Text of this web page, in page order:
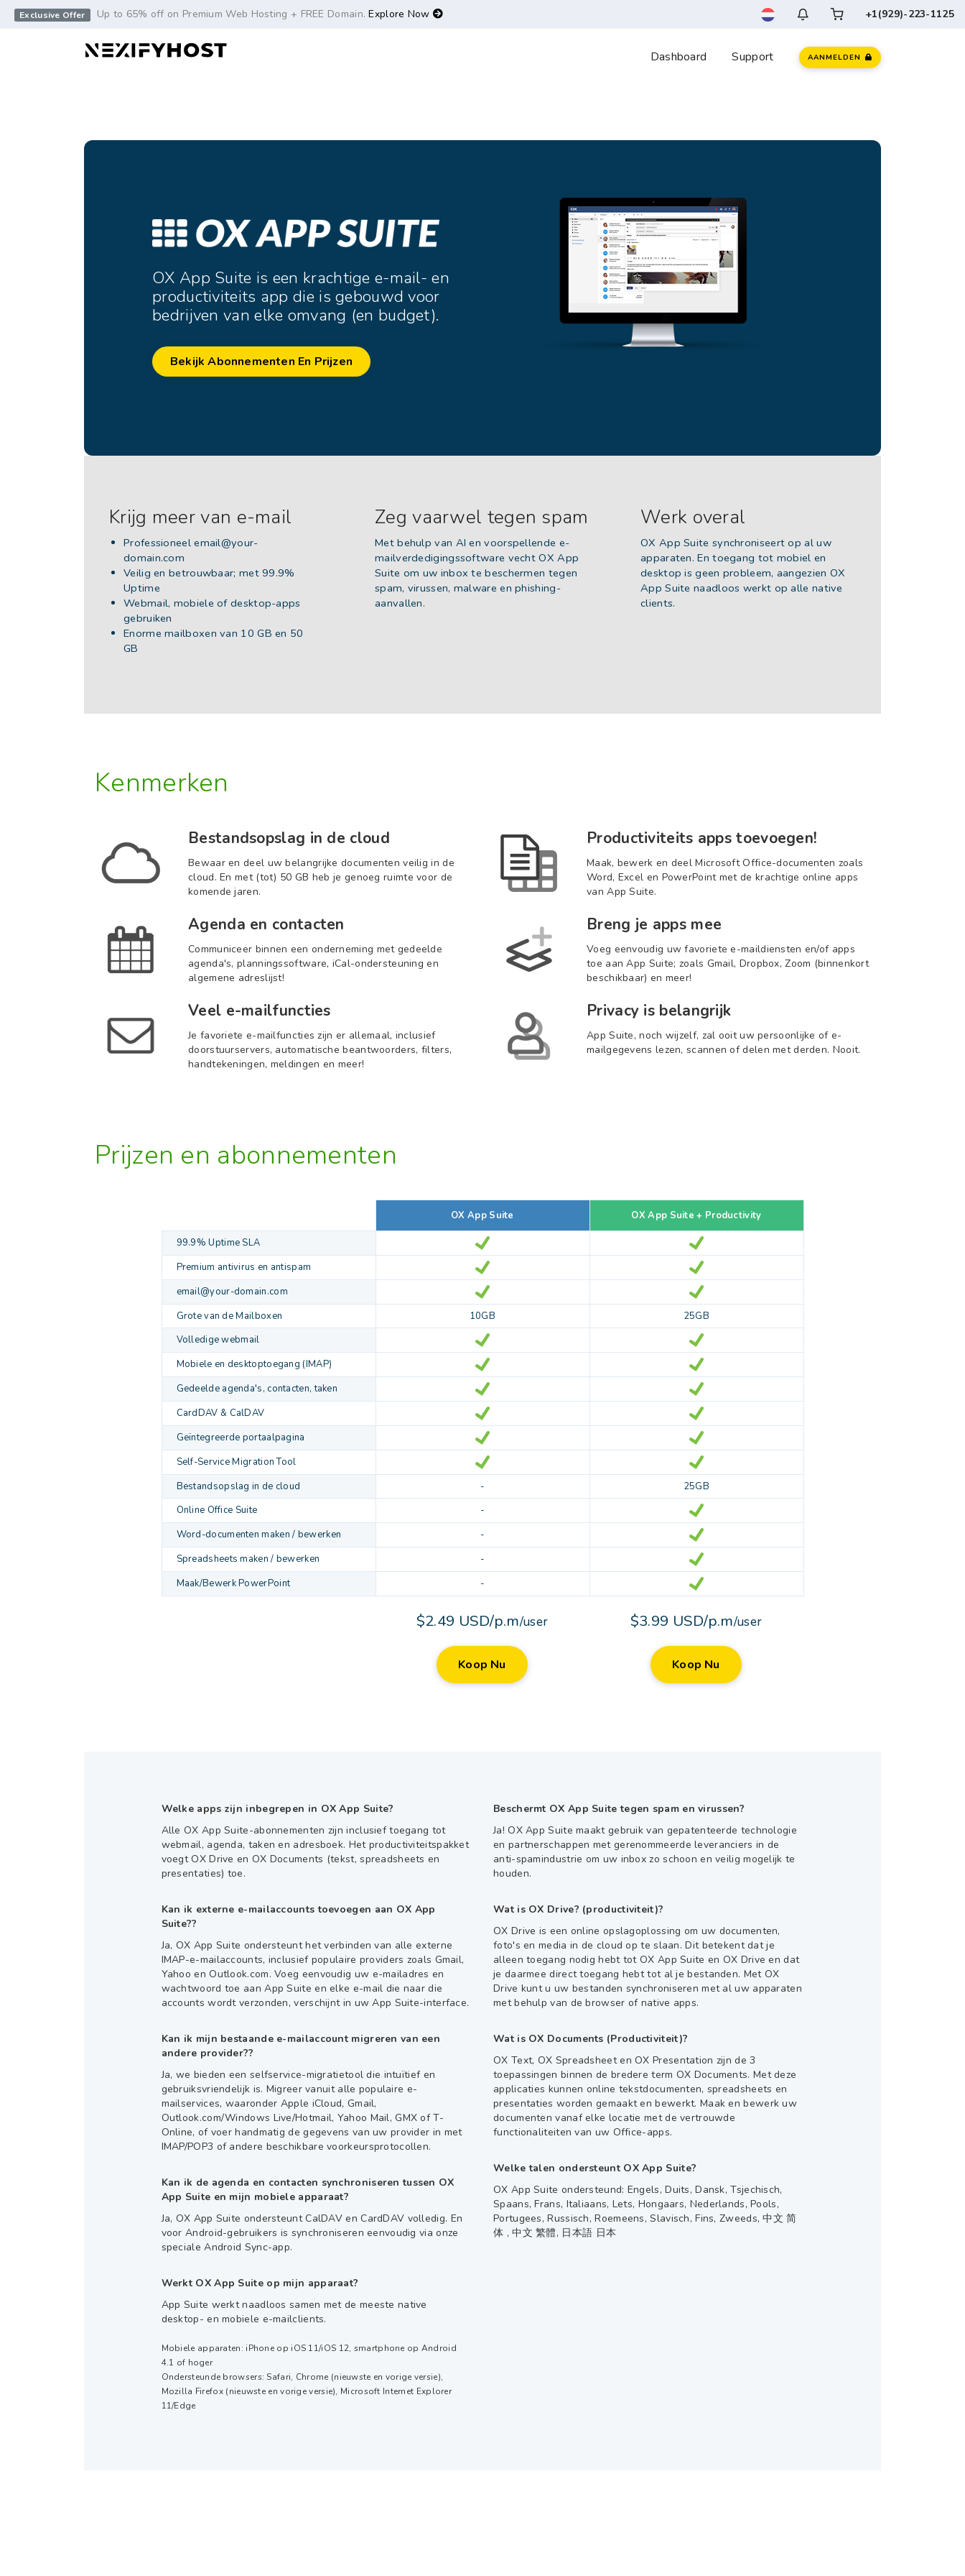
Exclusive Offer Up to 65% off on Premium Web Hosting + FREE Domain.Explore Now +1(929)-223-1125
Dashboard Support AANMELDEN
-->
OX App Suite is een krachtige e-mail- en
productiviteits app die is gebouwd voor
bedrijven van elke omvang (en budget).
Bekijk Abonnementen En Prijzen
Krijg meer van e-mail
Professioneelemail@your-
domain.com
Veilig en betrouwbaar; met 99.9%
Uptime
Webmail, mobiele of desktop-apps
gebruiken
Enorme mailboxen van 10 GB en 50
GB
Zeg vaarwel tegen spam
Met behulp van AI en voorspellende e-
mailverdedigingssoftware vecht OX App
Suite om uw inbox te beschermen tegen
spam, virussen, malware en phishing-
aanvallen.
Werk overal
OX App Suite synchroniseert op al uw
apparaten. En toegang tot mobiel en
desktop is geen probleem, aangezien OX
App Suite naadloos werkt op alle native
clients.
Kenmerken
Bestandsopslag in de cloud
Bewaar en deel uw belangrijke documenten veilig in de
cloud. En met (tot) 50 GB heb je genoeg ruimte voor de
komende jaren.
Agenda en contacten
Communiceer binnen een onderneming met gedeelde
agenda's, planningssoftware, iCal-ondersteuning en
algemene adreslijst!
Veel e-mailfuncties
Je favoriete e-mailfuncties zijn er allemaal, inclusief
doorstuurservers, automatische beantwoorders, filters,
handtekeningen, meldingen en meer!
Productiviteits apps toevoegen!
Maak, bewerk en deel Microsoft Office-documenten zoals
Word, Excel en PowerPoint met de krachtige online apps
van App Suite.
Breng je apps mee
Voeg eenvoudig uw favoriete e-maildiensten en/of apps
toe aan App Suite; zoals Gmail, Dropbox, Zoom (binnenkort
beschikbaar) en meer!
Privacy is belangrijk
App Suite, noch wijzelf, zal ooit uw persoonlijke of e-
mailgegevens lezen, scannen of delen met derden. Nooit.
Prijzen en abonnementen
OX App Suite OX App Suite + Productivity
99.9% Uptime SLA
Premium antivirus en antispam
email@your-domain.com
Grote van de Mailboxen
10GB
25GB
Volledige webmail
Mobiele en desktoptoegang (IMAP)
Gedeelde agenda's, contacten, taken
CardDAV & CalDAV
Geïntegreerde portaalpagina
Self-Service Migration Tool
Bestandsopslag in de cloud
-
25GB
Online Office Suite
-
Word-documenten maken / bewerken
-
Spreadsheets maken / bewerken
-
Maak/Bewerk PowerPoint
-
$2.49 USD/p.m/user
Koop Nu
$3.99 USD/p.m/user
Koop Nu
Welke apps zijn inbegrepen in OX App Suite?
Alle OX App Suite-abonnementen zijn inclusief toegang tot
webmail, agenda, taken en adresboek. Het productiviteitspakket
voegt OX Drive en OX Documents (tekst, spreadsheets en
presentaties) toe.
Kan ik externe e-mailaccounts toevoegen aan OX App
Suite??
Ja, OX App Suite ondersteunt het verbinden van alle externe
IMAP-e-mailaccounts, inclusief populaire providers zoals Gmail,
Yahoo en Outlook.com. Voeg eenvoudig uw e-mailadres en
wachtwoord toe aan App Suite en elke e-mail die naar die
accounts wordt verzonden, verschijnt in uw App Suite-interface.
Kan ik mijn bestaande e-mailaccount migreren van een
andere provider??
Ja, we bieden een selfservice-migratietool die intuïtief en
gebruiksvriendelijk is. Migreer vanuit alle populaire e-
mailservices, waaronder Apple iCloud, Gmail,
Outlook.com/Windows Live/Hotmail, Yahoo Mail, GMX of T-
Online, of voer handmatig de gegevens van uw provider in met
IMAP/POP3 of andere beschikbare voorkeursprotocollen.
Kan ik de agenda en contacten synchroniseren tussen OX
App Suite en mijn mobiele apparaat?
Ja, OX App Suite ondersteunt CalDAV en CardDAV volledig. En
voor Android-gebruikers is synchroniseren eenvoudig via onze
speciale Android Sync-app.
Werkt OX App Suite op mijn apparaat?
App Suite werkt naadloos samen met de meeste native
desktop- en mobiele e-mailclients.
Mobiele apparaten: iPhone op iOS 11/iOS 12, smartphone op Android
4.1 of hoger
Ondersteunde browsers: Safari, Chrome (nieuwste en vorige versie),
Mozilla Firefox (nieuwste en vorige versie), Microsoft Internet Explorer
11/Edge
Beschermt OX App Suite tegen spam en virussen?
Ja! OX App Suite maakt gebruik van gepatenteerde technologie
en partnerschappen met gerenommeerde leveranciers in de
anti-spamindustrie om uw inbox zo schoon en veilig mogelijk te
houden.
Wat is OX Drive? (productiviteit)?
OX Drive is een online opslagoplossing om uw documenten,
foto's en media in de cloud op te slaan. Dit betekent dat je
alleen toegang nodig hebt tot OX App Suite en OX Drive en dat
je daarmee direct toegang hebt tot al je bestanden. Met OX
Drive kunt u uw bestanden synchroniseren met al uw apparaten
met behulp van de browser of native apps.
Wat is OX Documents (Productiviteit)?
OX Text, OX Spreadsheet en OX Presentation zijn de 3
toepassingen binnen de bredere term OX Documents. Met deze
applicaties kunnen online tekstdocumenten, spreadsheets en
presentaties worden gemaakt en bewerkt. Maak en bewerk uw
documenten vanaf elke locatie met de vertrouwde
functionaliteiten van uw Office-apps.
Welke talen ondersteunt OX App Suite?
OX App Suite ondersteund: Engels, Duits, Dansk, Tsjechisch,
Spaans, Frans, Italiaans, Lets, Hongaars, Nederlands, Pools,
Portugees, Russisch, Roemeens, Slavisch, Fins, Zweeds, 中文 简
体 , 中文 繁體, 日本語 日本